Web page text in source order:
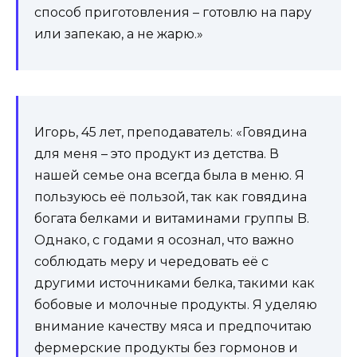
способ приготовления – готовлю на пару
или запекаю, а не жарю.»
Игорь, 45 лет, преподаватель: «Говядина
для меня – это продукт из детства. В
нашей семье она всегда была в меню. Я
пользуюсь её пользой, так как говядина
богата белками и витаминами группы B.
Однако, с годами я осознал, что важно
соблюдать меру и чередовать её с
другими источниками белка, такими как
бобовые и молочные продукты. Я уделяю
внимание качеству мяса и предпочитаю
фермерские продукты без гормонов и